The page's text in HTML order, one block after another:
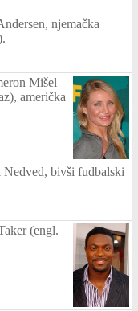
njemačka
Mišel
američka
Nedved, bivši fudbalski
(engl.